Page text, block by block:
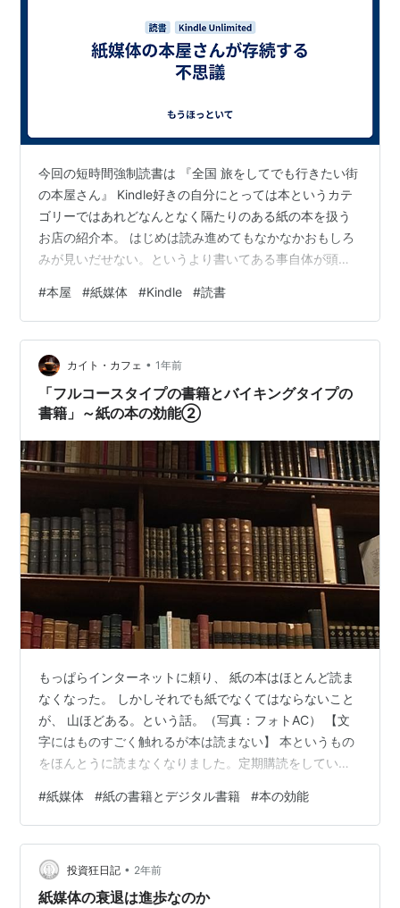
今回の短時間強制読書は 『全国 旅をしてでも行きたい街
の本屋さん』 Kindle好きの自分にとっては本というカテ
ゴリーではあれどなんとなく隔たりのある紙の本を扱う
お店の紹介本。 はじめは読み進めてもなかなかおもしろ
みが見いだせない。というより書いてある事自体が頭に
のない分野は難しいか・・・と思う。 「Kindleで読書は
事足りるのに、なんでわざわざ本屋に足を運ぶ意味があ
るのだろう？？本屋さんに行く人の気持が分からないな
あ。」 これが素直な感想。 しかし、読み進めるにつれて
色々な本屋さんのビジュアルやそれぞれの本屋さんを何
故はじめたのか知ることが…
#本屋 #紙媒体 #Kindle #読書
カイト・カフェ • 1年前
「フルコースタイプの書籍とバイキングタイプの
書籍」～紙の本の効能②
もっぱらインターネットに頼り、 紙の本はほとんど読ま
なくなった。 しかしそれでも紙でなくてはならないこと
が、 山ほどある。という話。（写真：フォトAC） 【文
字にはものすごく触れるが本は読まない】 本というもの
をほんとうに読まなくなりました。定期購読をしている
月もしょっちゅうで、買った書籍も読み終わらないこと
がしばしばです。 それでは文字文化に全く触れていない
かというとまるで逆で、これまでの人生の中で現在ほど
読んで書いている時期はありません。私の一日は非常に
単純で、全体の3割が寝て食べて入浴してという生存のた
#紙媒体 #紙の書籍とデジタル書籍 #本の効能
投資狂日記 • 2年前
紙媒体の衰退は進歩なのか